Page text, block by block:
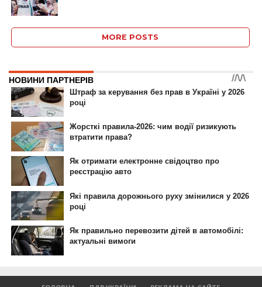
ID, "post_views_count", true); if ( $post_views >= 1) { ?>
MORE POSTS